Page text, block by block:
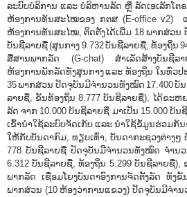
ລະບົບບໍລິການ ແລະ ບໍລິຫານລັດ ຫຼື ລັດເອເລັກໂຕ
ຫ້ອງການທັນສະໄໝຂອງ ກຕສ (E-office v2)
ຫ້ອງການທັນສະໄໝ, ຕິດຕັ້ງໄດ້ເພີ່ມ 18 ພາກສ່ວນ
ບັນຊີລາຍຊື່ (ສູນກາງ 9.732 ບັນຊີລາຍຊື່, ທ້ອງຖິ່ນ
ສື່ສານພາກລັດ (G-chat) ສຳເລັດສ້າງບັນຊີລ
ຫ້ອງການພັກລັດທັງສູນກາງ ແລະ ທ້ອງຖິ່ນ ໃນທົ່ວປ
35 ພາກສ່ວນ ປັດຈຸບັນມີຈຳນວນທັງໝົດ 17.400 ບັ
ລາຍຊື່, ຂັ້ນທ້ອງຖິ່ນ 8.777 ບັນຊີລາຍຊື່), ໄດ້ຂະ
ລັດ ຈາກ 10.000 ບັນຊີລາຍຊື່ ມາເປັນ 15.000 ບັ
ເຂົ້ານຳໃຊ້ລະບົບຈັດເກັບ ແລະ ນໍາໃຊ້ຂໍ້ມູນຮ່ວມກັນ
ໃຫ້ກັບບັນດາກົມ, ທຽບເທົ່າ, ບັນດາກະຊວງຕ່າງໆ
778 ບັນຊີລາຍຊື່ ປັດຈຸບັນມີຈຳນວນທັງໝົດ ຈໍານ
6.312 ບັນຊີລາຍຊື່, ທ້ອງຖິ່ນ 5.299 ບັນຊີລາຍຊື່
ພາກລັດ ເຊື່ອມໂຍງບັນດາອົງການຈັດຕັ້ງລັດ ທັງ
ພາກສ່ວນ (10 ຫ້ອງວ່າການແຂວງ) ປັດຈຸບັນມີຈຳ